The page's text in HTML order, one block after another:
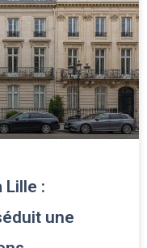
Lille :
une